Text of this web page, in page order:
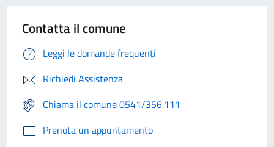
Contatta il comune
Leggi le domande frequenti
Richiedi Assistenza
Chiama il comune 0541/356.111
Prenota un appuntamento